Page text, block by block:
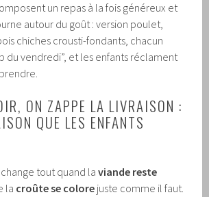
un repas à la fois généreux et
autour du goût : version poulet,
chiches crousti-fondants, chacun
du vendredi”, et les enfants réclament
ON ZAPPE LA LIVRAISON :
QUE LES ENFANTS
tout quand laviande reste
la croûte se colore juste comme il faut.